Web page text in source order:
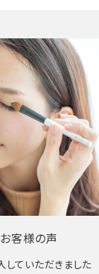
お客様の声
していただきました